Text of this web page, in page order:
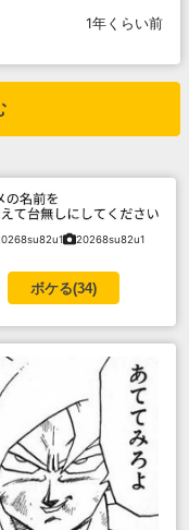
1年くらい前
20268su82u1
ボケる(34)